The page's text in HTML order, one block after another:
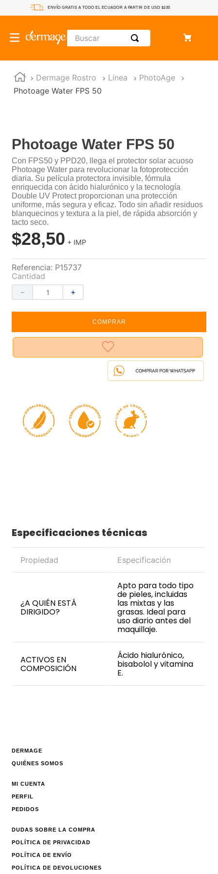
ENVÍO GRATIS A TODO EL ECUADOR A PARTIR DE USD $100
Buscar
Dermage Rostro Línea
PhotoAge
Photoage Water FPS 50
Photoage Water FPS 50
Con FPS50 y PPD20, llega el protector solar acuoso
Photoage Water para revolucionar la fotoprotección
diaria. Su película protectora invisible, fórmula
enriquecida con ácido hialurónico y la tecnología
Double UV Protect proporcionan una protección
uniforme, más segura y eficaz. Todo sin añadir residuos
blanquecinos y textura a la piel, de rápida absorción y
tacto seco.
$28,50 + IMP
Referencia: P15737
Cantidad
＋
－
COMPRAR
Especificaciones técnicas
Propiedad Especificación
¿A QUIÉN ESTÁ
DIRIGIDO?
Apto para todo tipo
de pieles, incluidas
las mixtas y las
grasas. Ideal para
uso diario antes del
maquillaje.
ACTIVOS EN
COMPOSICIÓN
Ácido hialurónico,
bisabolol y vitamina
E.
DERMAGE
QUIÉNES SOMOS
MI CUENTA
PERFIL
PEDIDOS
DUDAS SOBRE LA COMPRA
POLÍTICA DE PRIVACIDAD
POLÍTICA DE ENVÍO
POLÍTICA DE DEVOLUCIONES